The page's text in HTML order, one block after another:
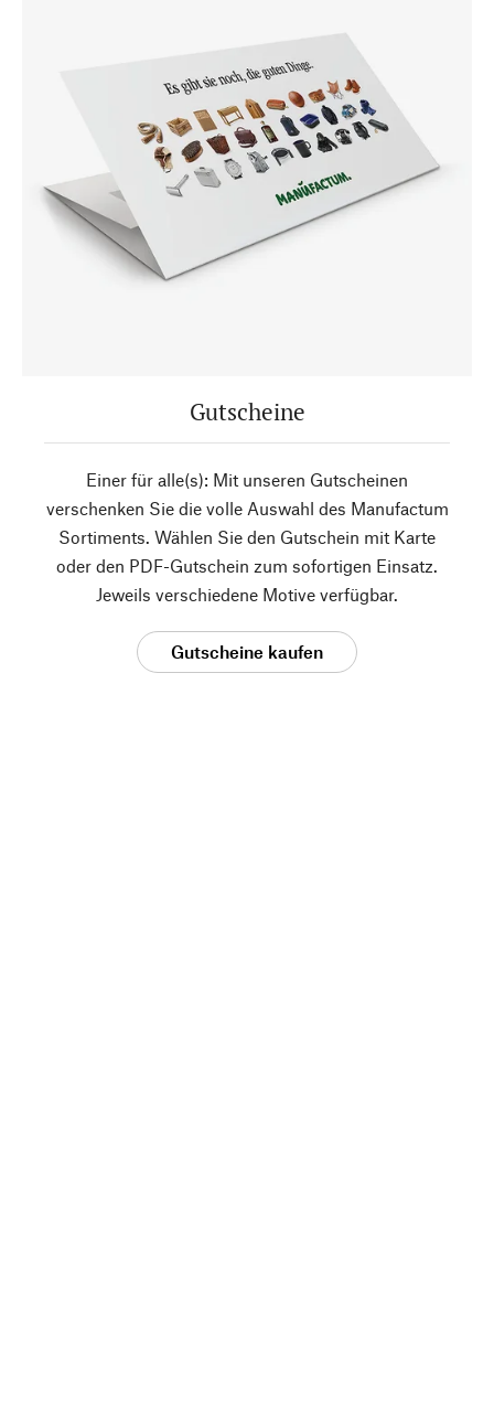
Gutscheine
Einer für alle(s): Mit unseren Gutscheinen
verschenken Sie die volle Auswahl des Manufactum
Sortiments. Wählen Sie den Gutschein mit Karte
oder den PDF-Gutschein zum sofortigen Einsatz.
Jeweils verschiedene Motive verfügbar.
Gutscheine kaufen